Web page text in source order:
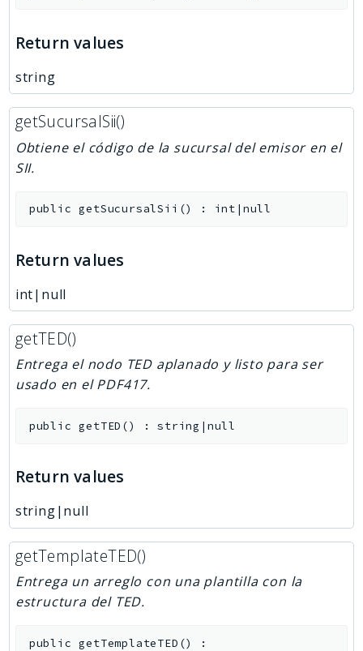
Return values
string
getSucursalSii()
Obtiene el código de la sucursal del emisor en el
SII.
public getSucursalSii () : int|null
Return values
int|null
getTED()
Entrega el nodo TED aplanado y listo para ser
usado en el PDF417.
public getTED () :string|null
Return values
string|null
getTemplateTED()
Entrega un arreglo con una plantilla con la
estructura del TED.
public getTemplateTED ()
: